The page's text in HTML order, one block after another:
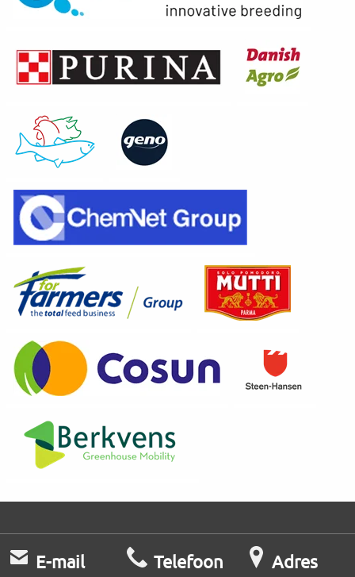
E-mail Telefoon Adres